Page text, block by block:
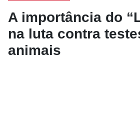
A importância do
na luta contra
animais